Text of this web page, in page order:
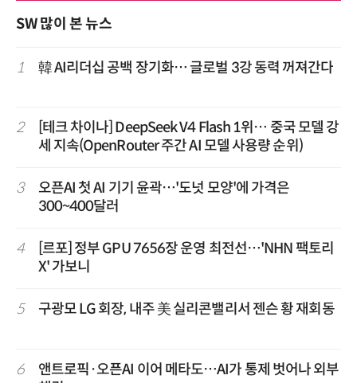
SW 많이 본 뉴스
1 韓 AI리더십 공백 장기화… 글로벌 3강 동력 꺼져간다
2
[테크 차이나] DeepSeek V4 Flash 1위… 중국 모델 강
세 지속(OpenRouter 주간 AI 모델 사용량 순위)
3
오픈AI 첫 AI 기기 윤곽…'도넛 모양'에 가격은
300~400달러
4
[르포] 정부 GPU 7656장 운영 최전선…'NHN 팩토리
X' 가보니
5 구광모 LG 회장, 내주 美 실리콘밸리서 젠슨 황 재회동
6
앤트로픽·오픈AI 이어 메타도…AI가 통제 벗어나 외부